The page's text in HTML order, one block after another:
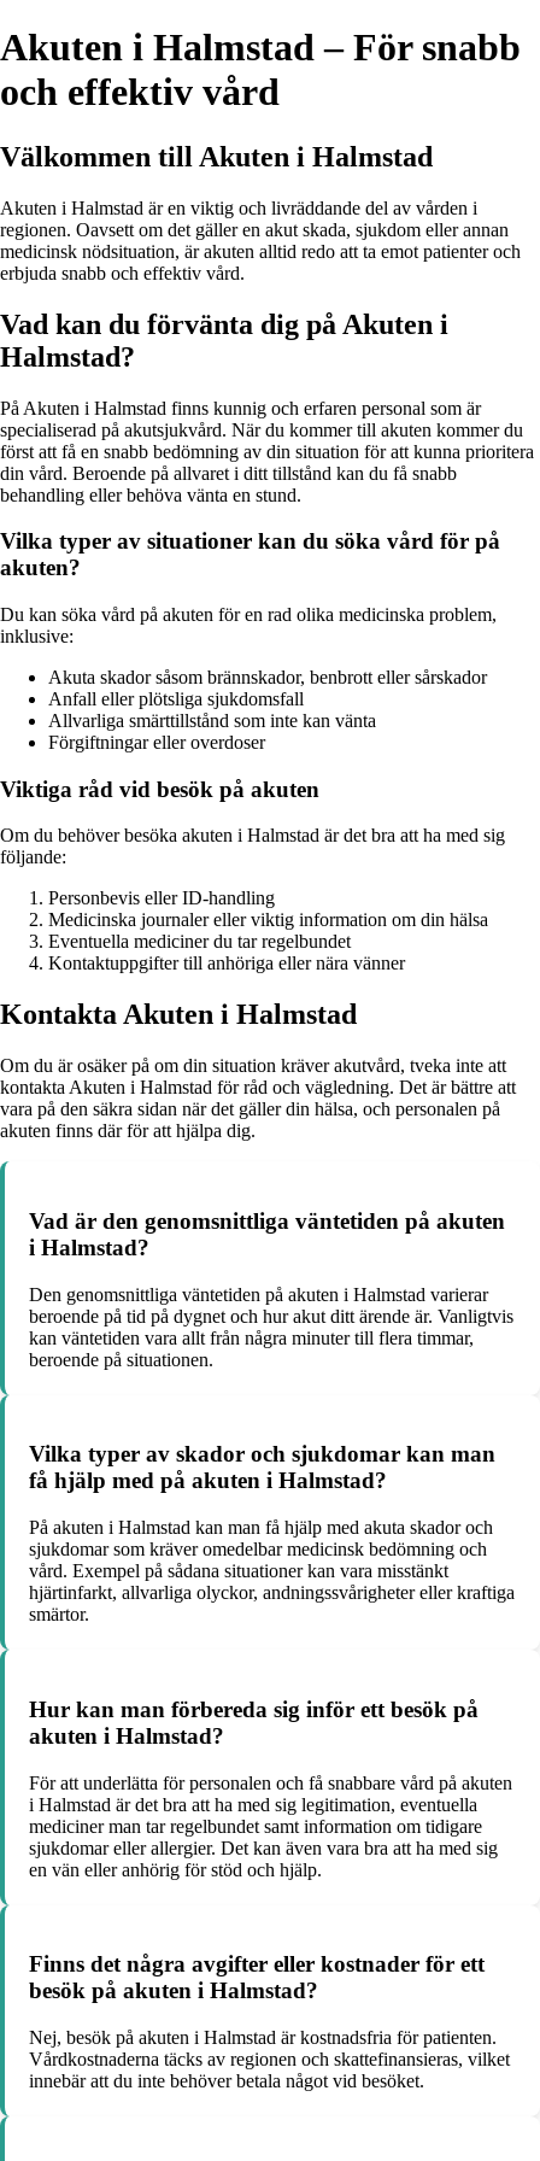
Akuten i Halmstad – För snabb
och effektiv vård
Välkommen till Akuten i Halmstad
Akuten i Halmstad är en viktig och livräddande del av vården i
regionen. Oavsett om det gäller en akut skada, sjukdom eller annan
medicinsk nödsituation, är akuten alltid redo att ta emot patienter och
erbjuda snabb och effektiv vård.
Vad kan du förvänta dig på Akuten i
Halmstad?
På Akuten i Halmstad finns kunnig och erfaren personal som är
specialiserad på akutsjukvård. När du kommer till akuten kommer du
först att få en snabb bedömning av din situation för att kunna prioritera
din vård. Beroende på allvaret i ditt tillstånd kan du få snabb
behandling eller behöva vänta en stund.
Vilka typer av situationer kan du söka vård för på
akuten?
Du kan söka vård på akuten för en rad olika medicinska problem,
inklusive:
Akuta skador såsom brännskador, benbrott eller sårskador
Anfall eller plötsliga sjukdomsfall
Allvarliga smärttillstånd som inte kan vänta
Förgiftningar eller overdoser
Viktiga råd vid besök på akuten
Om du behöver besöka akuten i Halmstad är det bra att ha med sig
följande:
Personbevis eller ID-handling
Medicinska journaler eller viktig information om din hälsa
Eventuella mediciner du tar regelbundet
Kontaktuppgifter till anhöriga eller nära vänner
Kontakta Akuten i Halmstad
Om du är osäker på om din situation kräver akutvård, tveka inte att
kontakta Akuten i Halmstad för råd och vägledning. Det är bättre att
vara på den säkra sidan när det gäller din hälsa, och personalen på
akuten finns där för att hjälpa dig.
Vad är den genomsnittliga väntetiden på akuten
i Halmstad?
Den genomsnittliga väntetiden på akuten i Halmstad varierar
beroende på tid på dygnet och hur akut ditt ärende är. Vanligtvis
kan väntetiden vara allt från några minuter till flera timmar,
beroende på situationen.
Vilka typer av skador och sjukdomar kan man
få hjälp med på akuten i Halmstad?
På akuten i Halmstad kan man få hjälp med akuta skador och
sjukdomar som kräver omedelbar medicinsk bedömning och
vård. Exempel på sådana situationer kan vara misstänkt
hjärtinfarkt, allvarliga olyckor, andningssvårigheter eller kraftiga
smärtor.
Hur kan man förbereda sig inför ett besök på
akuten i Halmstad?
För att underlätta för personalen och få snabbare vård på akuten
i Halmstad är det bra att ha med sig legitimation, eventuella
mediciner man tar regelbundet samt information om tidigare
sjukdomar eller allergier. Det kan även vara bra att ha med sig
en vän eller anhörig för stöd och hjälp.
Finns det några avgifter eller kostnader för ett
besök på akuten i Halmstad?
Nej, besök på akuten i Halmstad är kostnadsfria för patienten.
Vårdkostnaderna täcks av regionen och skattefinansieras, vilket
innebär att du inte behöver betala något vid besöket.